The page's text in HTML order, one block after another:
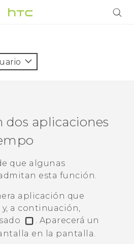
HTC
dos aplicaciones
que algunas
esta función.
aplicación que
y, a continuación,
. Aparecerá un
en la pantalla.